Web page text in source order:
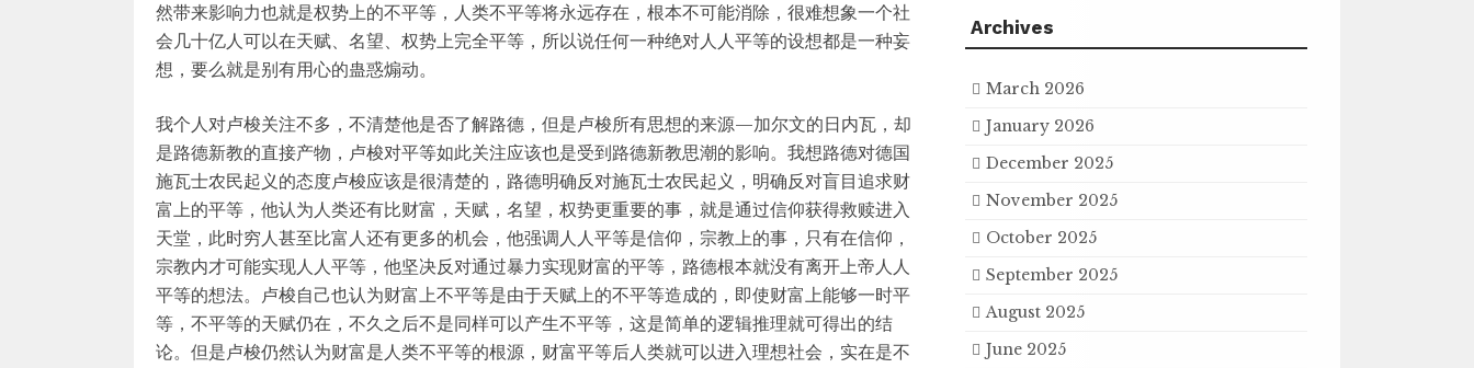
然带来影响力也就是权势上的不平等，人类不平等将永远存在，根本不可能消除，很难想象一个社
会几十亿人可以在天赋、名望、权势上完全平等，所以说任何一种绝对人人平等的设想都是一种妄
想，要么就是别有用心的蛊惑煽动。
我个人对卢梭关注不多，不清楚他是否了解路德，但是卢梭所有思想的来源—加尔文的日内瓦，却
是路德新教的直接产物，卢梭对平等如此关注应该也是受到路德新教思潮的影响。我想路德对德国
施瓦士农民起义的态度卢梭应该是很清楚的，路德明确反对施瓦士农民起义，明确反对盲目追求财
富上的平等，他认为人类还有比财富，天赋，名望，权势更重要的事，就是通过信仰获得救赎进入
天堂，此时穷人甚至比富人还有更多的机会，他强调人人平等是信仰，宗教上的事，只有在信仰，
宗教内才可能实现人人平等，他坚决反对通过暴力实现财富的平等，路德根本就没有离开上帝人人
平等的想法。卢梭自己也认为财富上不平等是由于天赋上的不平等造成的，即使财富上能够一时平
等，不平等的天赋仍在，不久之后不是同样可以产生不平等，这是简单的逻辑推理就可得出的结
论。但是卢梭仍然认为财富是人类不平等的根源，财富平等后人类就可以进入理想社会，实在是不
Archives
March 2026
January 2026
December 2025
November 2025
October 2025
September 2025
August 2025
June 2025